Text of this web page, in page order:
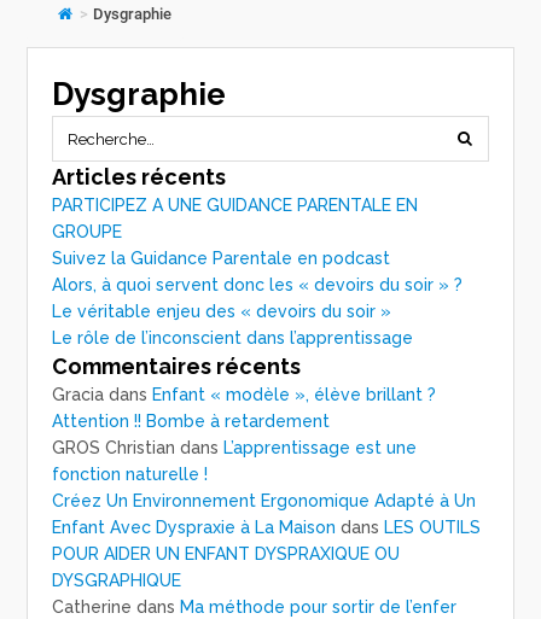
> Dysgraphie
Dysgraphie
Articles récents
PARTICIPEZ A UNE GUIDANCE PARENTALE EN
GROUPE
Suivez la Guidance Parentale en podcast
Alors, à quoi servent donc les « devoirs du soir » ?
Le véritable enjeu des « devoirs du soir »
Le rôle de l’inconscient dans l’apprentissage
Commentaires récents
Gracia dans Enfant « modèle », élève brillant ?
Attention !! Bombe à retardement
GROS Christian dans L’apprentissage est une
fonction naturelle !
Créez Un Environnement Ergonomique Adapté à Un
Enfant Avec Dyspraxie à La Maison dans LES OUTILS
POUR AIDER UN ENFANT DYSPRAXIQUE OU
DYSGRAPHIQUE
Catherine dans Ma méthode pour sortir de l’enfer